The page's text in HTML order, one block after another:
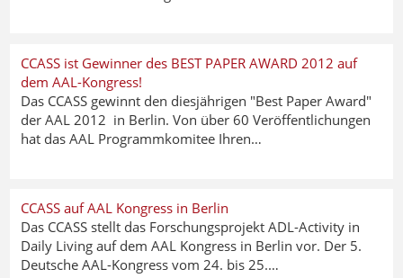
CCASS ist Gewinner des BEST PAPER AWARD 2012 auf
dem AAL-Kongress!
Das CCASS gewinnt den diesjährigen "Best Paper Award"
der AAL 2012 in Berlin. Von über 60 Veröffentlichungen
hat das AAL Programmkomitee Ihren…
CCASS auf AAL Kongress in Berlin
Das CCASS stellt das Forschungsprojekt ADL-Activity in
Daily Living auf dem AAL Kongress in Berlin vor. Der 5.
Deutsche AAL-Kongress vom 24. bis 25.…